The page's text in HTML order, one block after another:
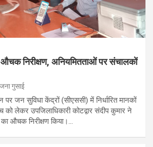
निरीक्षण, अनियमितताओं पर संचालकों
गुसाई
पर जन सुविधा केंद्रों (सीएससी) में निर्धारित मानकों
लेकर उपजिलाधिकारी कोटद्वार संदीप कुमार ने
औचक निरीक्षण किया।…